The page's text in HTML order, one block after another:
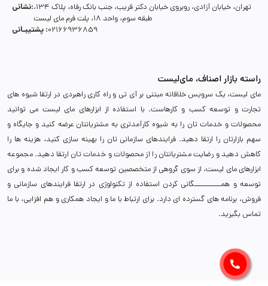
نشانی:تهران، خیابان آزادی، روبروی خیابان دکتر قریب، جنب بانک رفاه، پلاک 134،
طبقه سوم، واحد 18، پلت فرم مای لیست
پشتیبـانی :02166936859
راسته بازار اصناف، مای‌لیست
مای لیست، یک سرویس خلاقانه مبتنی بر آی تی و راه کاری راهبردی در ارتقا شیوه های
تجارت و توسعه کسب و کارهاست. با استفاده از ابزارهای مای لیست می توانید
محصولات و خدمات تان را به شیوه کارآمدتری به مشتریانتان عرضه کنید و جایگاه و
سهم بازارتان را ارتقا دهید. فرایندهای سازمانی تان را بهینه سازی کنید، هزینه ها را
کاهش دهید و رضایت مشتریانتان را از محصولات و خدمات تان ارتقا دهید. مجموعه
ابزارهای مای لیست، از سوی گروهی از متخصصین توسعه کسب و کار ایجاد شده و برای
توسعه و همـــــــــــگانی کردن استفاده از تکنولوژی در ارتقا فرایندهای سازمانی و
فروش، برنامه های گسترده ای دارد. برای ارتباط با ما و ایجاد همکاری و هم افزایی، با ما
تماس بگیرید.